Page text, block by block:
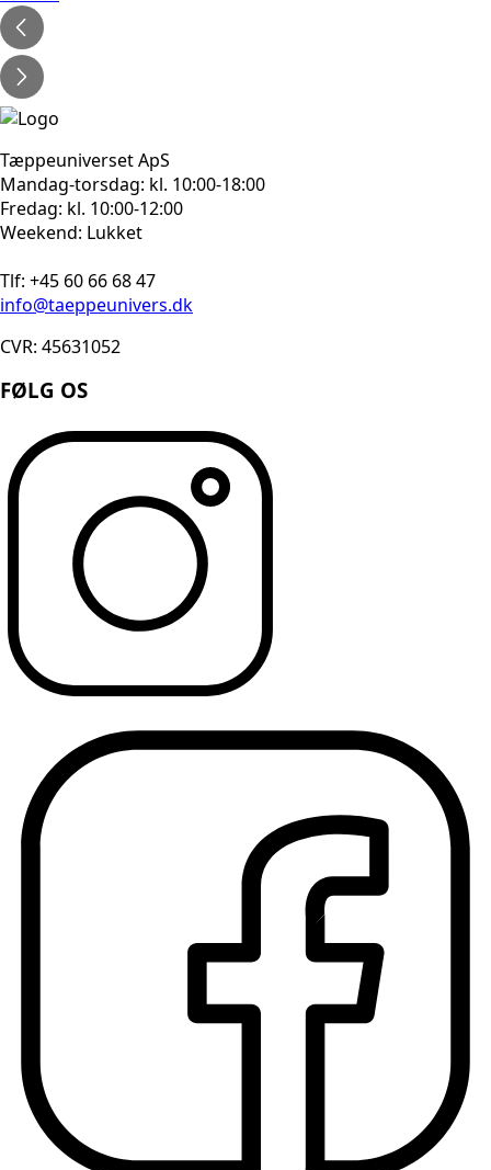
Tæppeuniverset ApS
Mandag-torsdag: kl. 10:00-18:00
Fredag: kl. 10:00-12:00
Weekend: Lukket
Tlf: +45 60 66 68 47
info@taeppeunivers.dk
CVR: 45631052
FØLG OS